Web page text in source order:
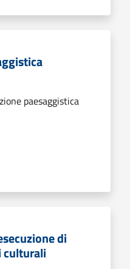
paesaggistica
di
culturali